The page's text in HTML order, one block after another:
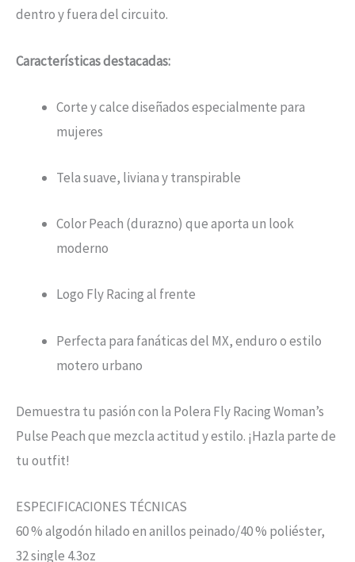
dentro y fuera del circuito.
Características destacadas:
Corte y calce diseñados especialmente para
mujeres
Tela suave, liviana y transpirable
Color Peach (durazno) que aporta un look
moderno
Logo Fly Racing al frente
Perfecta para fanáticas del MX, enduro o estilo
motero urbano
Demuestra tu pasión con la Polera Fly Racing Woman’s
Pulse Peach que mezcla actitud y estilo. ¡Hazla parte de
tu outfit!
ESPECIFICACIONES TÉCNICAS
60 % algodón hilado en anillos peinado/40 % poliéster,
32 single 4.3oz